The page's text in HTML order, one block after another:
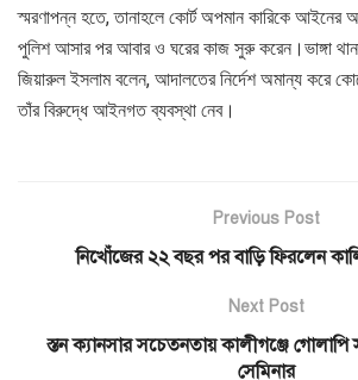
স্মরণাপন্ন হতে, তানাহলে কোর্ট অপমান কারিকে
পুলিশ আসার পর আবার ও ঘরের কাজ সুরু করেন।ভাঙ্গা
জিয়ারুল ইসলাম বলেন, আদালতের নির্দেশ অমান্য করে
তাঁর বিরুদ্ধে আইনগত ব্যবস্থা নেব।
Previous Post
নিখোঁজের ২২ বছর পর বাড়ি ফিরলেন
Next Post
স্তন ক্যানসার সচেতনতায় কালীগঞ্জে
সেমিনার